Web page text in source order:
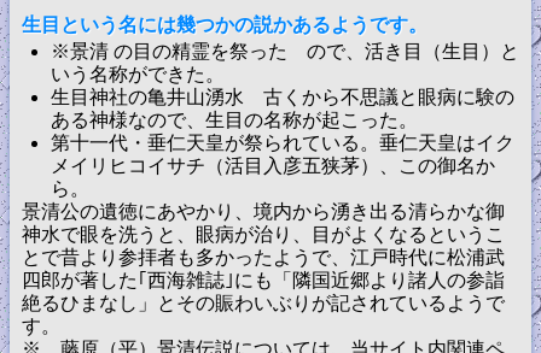
生目という名には幾つかの説かあるようです。
※景清 の目の精霊を祭った ので、活き目（生目）と
いう名称ができた。
生目神社の亀井山湧水 古くから不思議と眼病に験の
ある神様なので、生目の名称が起こった。
第十一代・垂仁天皇が祭られている。垂仁天皇はイク
メイリヒコイサチ（活目入彦五狭茅）、この御名か
ら。
景清公の遺徳にあやかり、境内から湧き出る清らかな御
神水で眼を洗うと、眼病が治り、目がよくなるというこ
とで昔より参拝者も多かったようで、江戸時代に松浦武
四郎が著した｢西海雑誌｣にも「隣国近郷より諸人の参詣
絶るひまなし」とその賑わいぶりが記されているようで
す。
※ 藤原（平）景清伝説については、当サイト内関連ペ